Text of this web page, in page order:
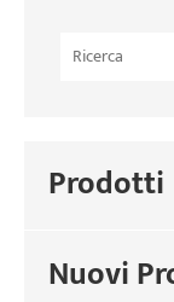
Prodotti
Nuovi